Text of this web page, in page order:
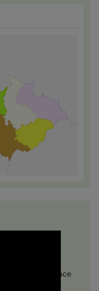
Propagace